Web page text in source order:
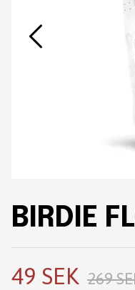
BIRDIE
49 SEK 269